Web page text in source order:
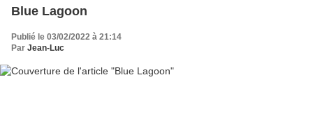
Blue Lagoon
Publié le 03/02/2022 à 21:14
Par Jean-Luc